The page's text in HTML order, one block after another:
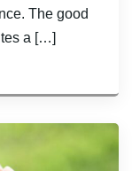
The good
a […]